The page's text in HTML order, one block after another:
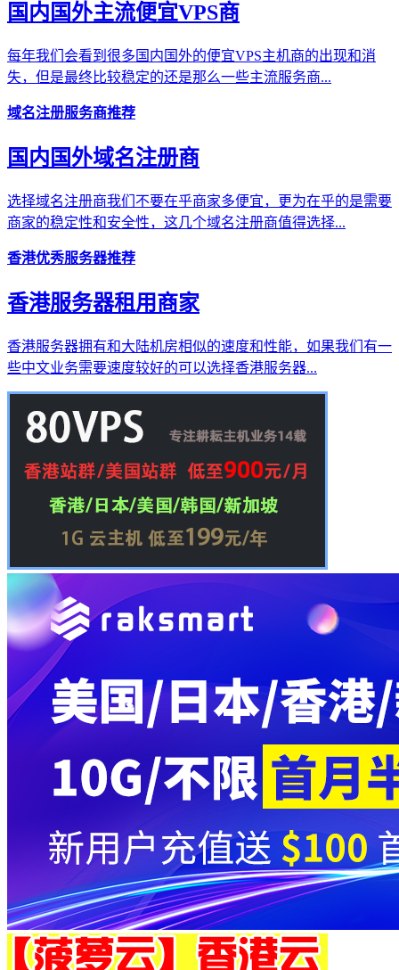
国内国外主流便宜VPS商
每年我们会看到很多国内国外的便宜VPS主机商的出现和消
失，但是最终比较稳定的还是那么一些主流服务商...
域名注册服务商推荐
国内国外域名注册商
选择域名注册商我们不要在乎商家多便宜，更为在乎的是需要
商家的稳定性和安全性，这几个域名注册商值得选择...
香港优秀服务器推荐
香港服务器租用商家
香港服务器拥有和大陆机房相似的速度和性能，如果我们有一
些中文业务需要速度较好的可以选择香港服务器...